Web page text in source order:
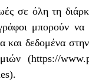
σε όλη τη
μπορούν
και δεδομένα
(https://
).